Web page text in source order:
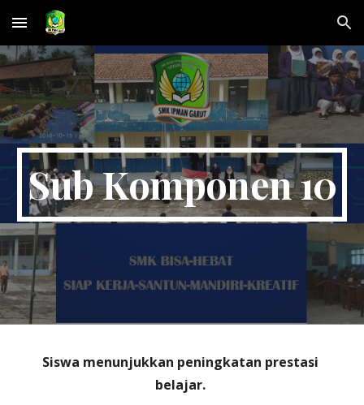
Skip to main content Skip to navigation
Sub Komponen 10
Siswa menunjukkan peningkatan prestasi
belajar.